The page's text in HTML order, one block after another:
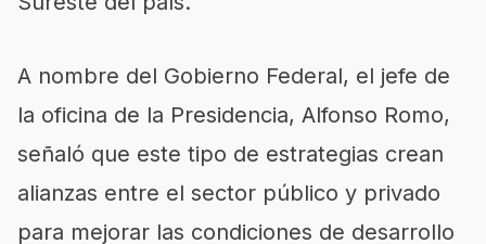
A nombre del Gobierno Federal, el jefe de
la oficina de la Presidencia, Alfonso Romo,
señaló que este tipo de estrategias crean
alianzas entre el sector público y privado
para mejorar las condiciones de desarrollo